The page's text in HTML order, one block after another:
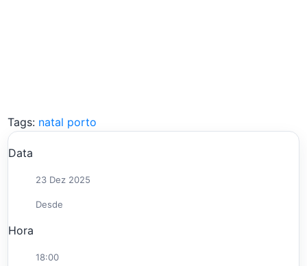
Tags: natal porto
Data
23 Dez 2025
Desde
Hora
18:00